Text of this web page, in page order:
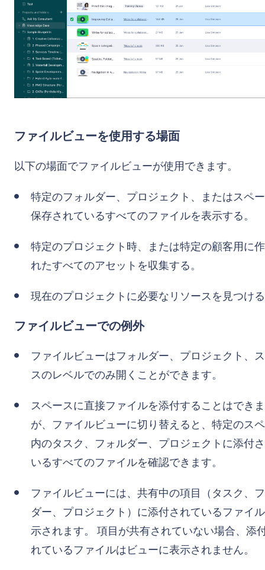
ファイルビューを使用する場面
以下の場面でファイルビューが使用できます。
特定のフォルダー、プロジェクト、またはスペ
保存されているすべてのファイルを表示する。
特定のプロジェクト時、または特定の顧客用に
れたすべてのアセットを収集する。
現在のプロジェクトに必要なリソースを見つけ
ファイルビューでの例外
ファイルビューはフォルダー、プロジェクト、
スのレベルでのみ開くことができます。
スペースに直接ファイルを添付することはでき
が、ファイルビューに切り替えると、特定のス
内のタスク、フォルダー、プロジェクトに添付
いるすべてのファイルを確認できます。
ファイルビューには、共有中の項目（タスク、
ダー、プロジェクト）に添付されているファイ
示されます。 項目が共有されていない場合、添
れているファイルはビューに表示されません。